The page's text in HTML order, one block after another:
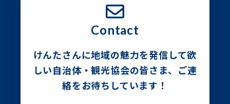
Contact
けんたさんに地域の魅力を発信して欲
しい自治体・観光協会の皆さま、
ご連
絡をお待ちしています！